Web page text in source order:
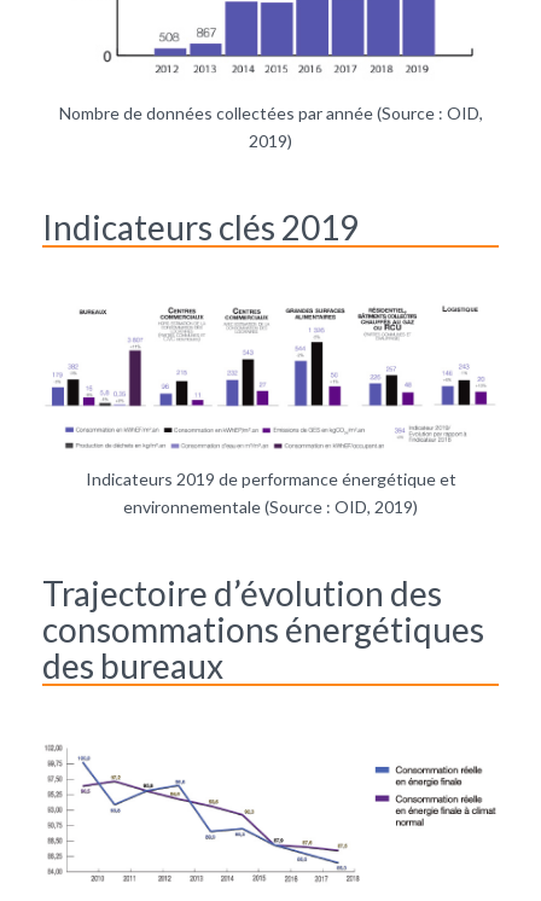
Nombre de données collectées par année (Source : OID,
2019)
Indicateurs clés 2019
Indicateurs 2019 de performance énergétique et
environnementale (Source : OID, 2019)
Trajectoire d’évolution des
consommations énergétiques
des bureaux